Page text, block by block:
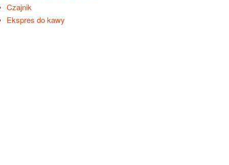
Czajnik
Ekspres do kawy